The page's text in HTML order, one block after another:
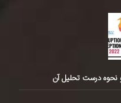
درست تحلیل آن